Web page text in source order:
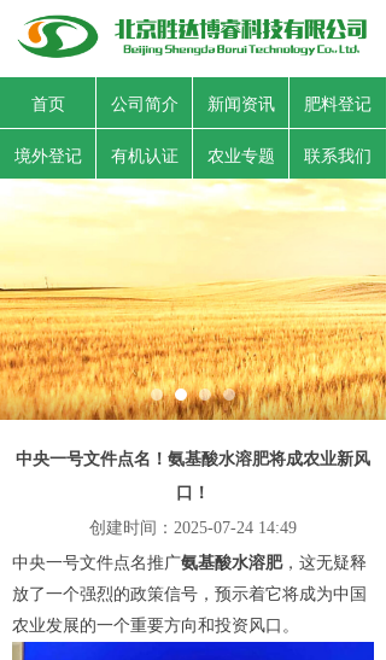
首页 公司简介 新闻资讯 肥料登记
境外登记 有机认证 农业专题 联系我们
中央一号文件点名！氨基酸水溶肥将成农业新风
口！
中央一号文件点名推广氨基酸水溶肥，这无疑释
放了一个强烈的政策信号，预示着它将成为中国
农业发展的一个重要方向和投资风口。
创建时间： 2025-07-24 14:49